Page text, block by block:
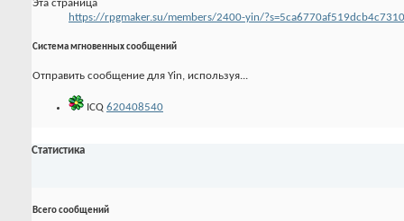
Эта страница
https://rpgmaker.su/members/2400-yin/
Система мгновенных сообщений
Отправить сообщение для Yin, используя...
ICQ 620408540
Статистика
Всего сообщений